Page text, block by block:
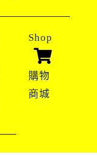
Shop
購物
商城